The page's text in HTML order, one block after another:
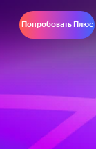
Попробовать Плюс